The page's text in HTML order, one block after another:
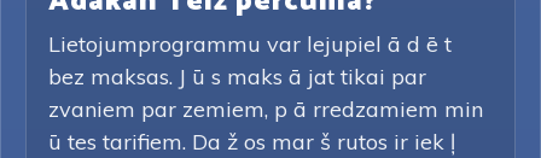
Lietojumprogrammu var lejupiel ā d ē t
bez maksas. J ū s maks ā jat tikai par
zvaniem par zemiem, p ā rredzamiem min
ū tes tarifiem. Da ž os mar š rutos ir iek ļ